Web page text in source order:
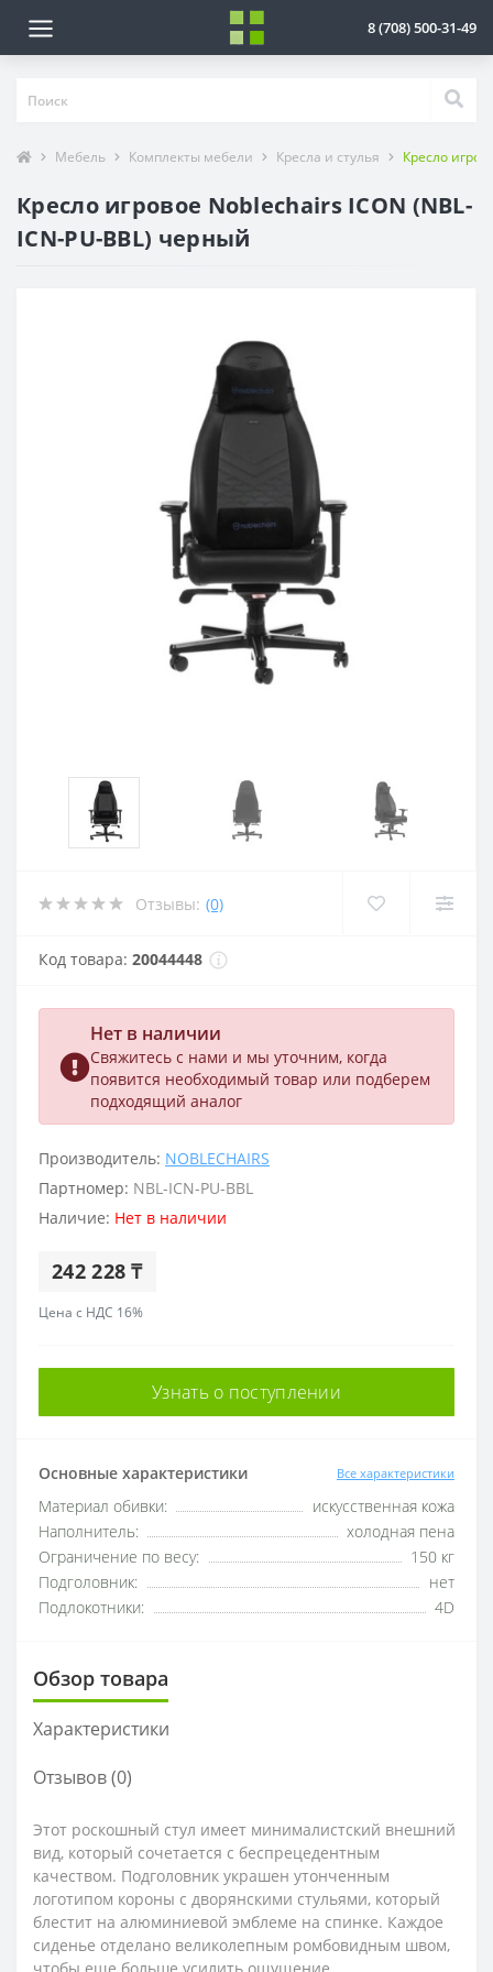
8 (708) 500-31-49
Мебель Комплекты мебели Кресла и стулья Кресло
Кресло игровое Noblechairs ICON (NBL-
ICN-PU-BBL) черный
Отзывы: (0)
Код товара: 20044448
Нет в наличии
Свяжитесь с нами и мы уточним, когда
появится необходимый товар или подберем
подходящий аналог
Производитель: NOBLECHAIRS
Партномер: NBL-ICN-PU-BBL
Наличие: Нет в наличии
242 228 ₸
Цена с НДС 16%
Узнать о поступлении
Основные характеристики Все характеристики
Материал обивки:
искусственная кожа
Наполнитель:
холодная пена
Ограничение по весу:
150 кг
Подголовник:
нет
Подлокотники:
4D
Обзор товара
Характеристики
Отзывов (0)
Этот роскошный стул имеет минималистский внешний
вид, который сочетается с беспрецедентным
качеством. Подголовник украшен утонченным
логотипом короны с дворянскими стульями, который
блестит на алюминиевой эмблеме на спинке. Каждое
сиденье отделано великолепным ромбовидным швом,